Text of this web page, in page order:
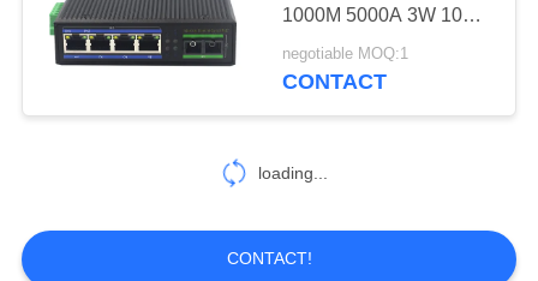
Convertisseur de
7
1000M 5000A 3W 10
Gigabit Ethernet
negotiable MOQ:1
CONTACT
loading...
CONTACT!